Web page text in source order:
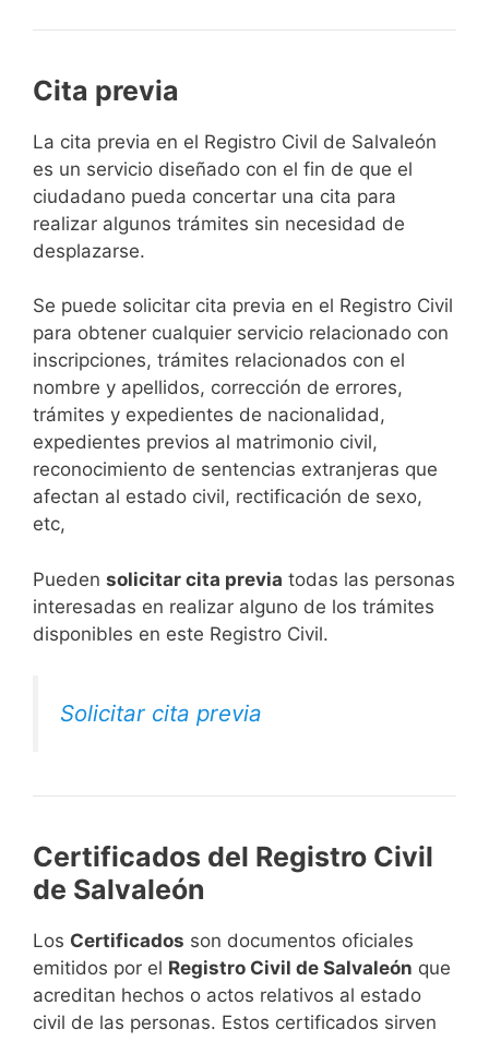
Cita previa
​​​​​​​​​​​​​​​​​​​​​​​​​​​​La cita previa en el Registro Civil de Salvaleón
es un servicio diseñado con el fin de que el
ciudadano pueda concertar una cita para
realizar algunos trámites sin necesidad de
desplazarse.​
Se puede solicitar cita previa en el Registro Civil
para obtener cualquier servicio relacionado con
inscripciones, trámites relacionados con el
nombre y apellidos, corrección de errores,
trámites y expedientes de nacionalidad,
expedientes previos al matrimonio civil,
reconocimiento de sentencias extranjeras que
afectan al estado civil, rectificación de sexo,
etc,
​Pueden solicitar cita previa todas las personas
interesadas en realizar alguno de los trámites
disponibles en este Registro Civil.​
Solicitar cita previa
Certificados del Registro Civil
de Salvaleón
Los Certificados son documentos oficiales
emitidos por el Registro Civil de Salvaleón que
acreditan hechos o actos relativos al estado
civil de las personas. Estos certificados sirven